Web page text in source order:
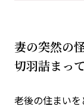
妻の突然の
切羽詰まっ
老後の住まい